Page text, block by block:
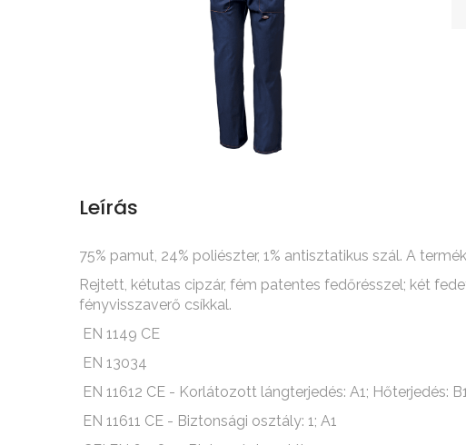
Leírás
75% pamut, 24% poliészter, 1% antisztatikus szál. A
Rejtett, kétutas cipzár, fém patentes fedőrésszel; két
fényvisszaverő csíkkal.
EN 1149 CE
EN 13034
EN 11612 CE - Korlátozott lángterjedés: A1; Hőterjedés:
EN 11611 CE - Biztonsági osztály: 1; A1